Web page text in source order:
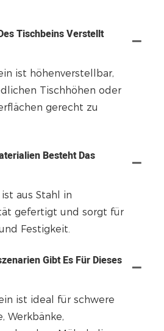
Tischbeins Verstellt
ist höhenverstellbar,
Tischhöhen oder
gerecht zu
Besteht Das
aus Stahl in
gefertigt und sorgt für
Festigkeit.
Gibt Es Für Dieses
ist ideal für schwere
Werkbänke,